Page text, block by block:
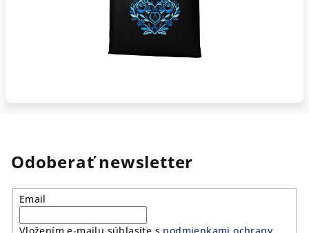
Odoberať newsletter
Email